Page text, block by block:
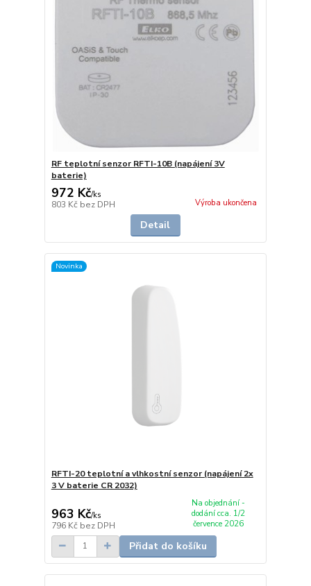
RF teplotní senzor RFTI-10B (napájení 3V
baterie)
972 Kč/ks
803 Kč bez DPH Výroba ukončena
Detail
Novinka
RFTI-20 teplotní a vlhkostní senzor (napájení 2x
3 V baterie CR 2032)
963 Kč/ks
796 Kč bez DPH
Na objednání -
dodání cca. 1/2
července 2026
Přidat do košíku